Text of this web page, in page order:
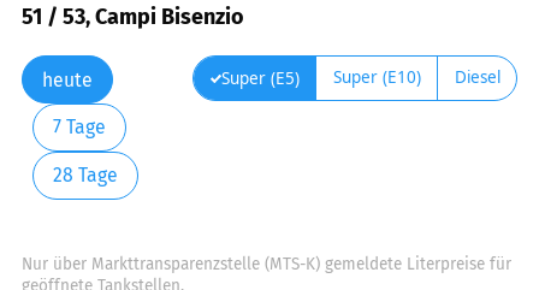
51 / 53, Campi Bisenzio
heute
7 Tage
28 Tage
Super (E5) Super (E10) Diesel
Nur über Markttransparenzstelle (MTS-K) gemeldete Literpreise für
geöffnete Tankstellen.